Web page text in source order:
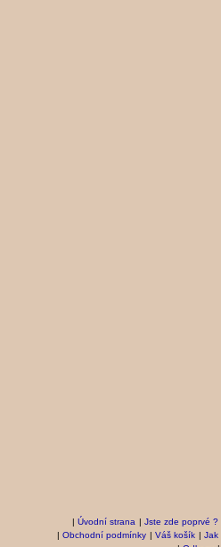
| Úvodní strana | Jste zde poprvé ?
| Obchodní podmínky | Váš košík | Jak